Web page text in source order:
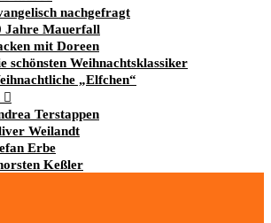
nachgefragt
Jahre Mauerfall
mit Doreen
schönsten Weihnachtsklassiker
„Elfchen“
Terstappen
Weilandt
Erbe
Keßler